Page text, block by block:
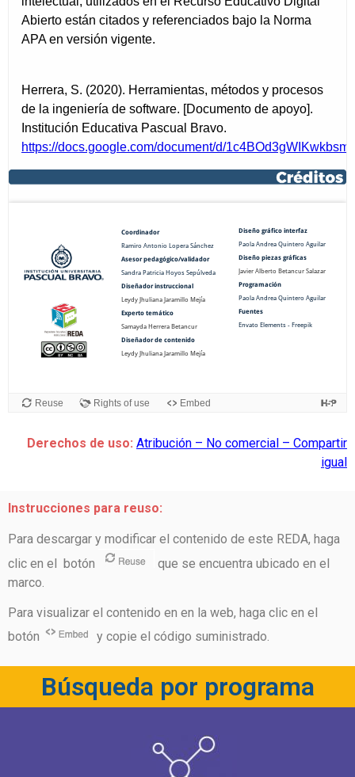
Derechos de uso: Atribución – No comercial – Compartir
igual
Instrucciones para reuso:
Para descargar y modificar el contenido de este REDA, haga
clic en el botón
que se encuentra ubicado en el
marco.
Para visualizar el contenido en en la web, haga clic en el
botón
y copie el código suministrado.
Búsqueda por programa